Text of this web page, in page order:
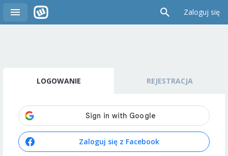
Zaloguj się
LOGOWANIE REJESTRACJA
Zaloguj się z Facebook